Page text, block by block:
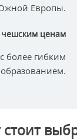
Европы.
чешским ценам
более гибким